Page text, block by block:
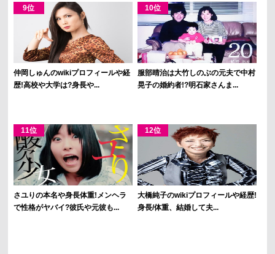
仲岡しゅんのwikiプロフィールや経
歴!高校や大学は?身長や...
服部晴治は大竹しのぶの元夫で中村
晃子の婚約者!?明石家さんま...
さユりの本名や身長体重!メンヘラ
で性格がヤバイ?彼氏や元彼も...
大橋純子のwikiプロフィールや経歴!
身長/体重、結婚して夫...